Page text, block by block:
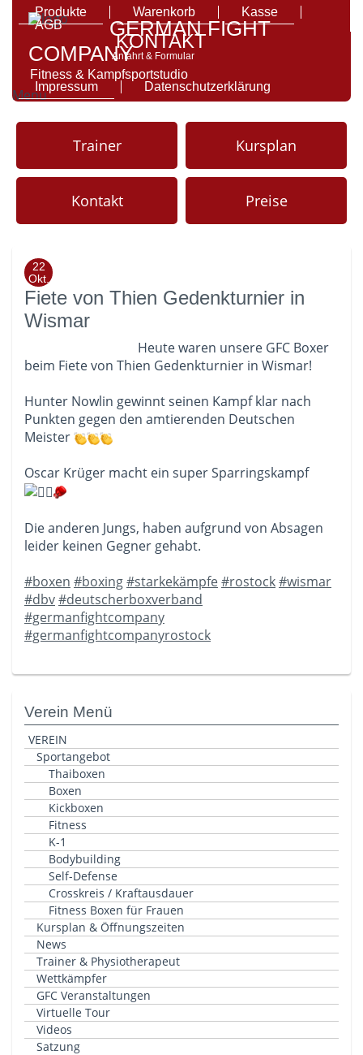
GERMAN FIGHT
COMPANY
Fitness & Kampfsportstudio
Menu
Produkte Warenkorb
Kasse
AGB
KONTAKT
Anfahrt & Formular
Impressum Datenschutzerklärung
Trainer Kursplan
Kontakt Preise
22
Okt.
Fiete von Thien Gedenkturnier in
Wismar
Heute waren unsere GFC Boxer
beim Fiete von Thien Gedenkturnier in Wismar!
Hunter Nowlin gewinnt seinen Kampf klar nach
Punkten gegen den amtierenden Deutschen
Meister
Oscar Krüger macht ein super Sparringskampf
Die anderen Jungs, haben aufgrund von Absagen
leider keinen Gegner gehabt.
#boxen #boxing#starkekämpfe#rostock#wismar
#dbv#deutscherboxverband
#germanfightcompany
#germanfightcompanyrostock
Verein Menü
VEREIN
Sportangebot
Thaiboxen
Boxen
Kickboxen
Fitness
K-1
Bodybuilding
Self-Defense
Crosskreis / Kraftausdauer
Fitness Boxen für Frauen
Kursplan & Öffnungszeiten
News
Trainer & Physiotherapeut
Wettkämpfer
GFC Veranstaltungen
Virtuelle Tour
Videos
Satzung